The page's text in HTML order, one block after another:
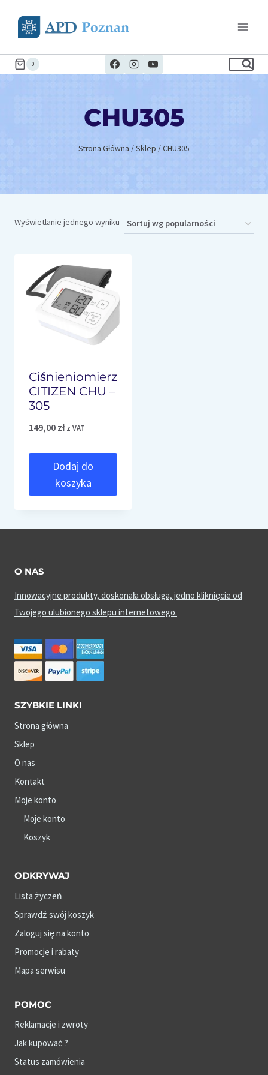
0
CHU305
Strona Główna /Sklep /CHU305
Wyświetlanie jednego wyniku
Ciśnieniomierz
CITIZEN CHU –
305
149,00 zł z VAT
Dodaj do
koszyka
O NAS
Innowacyjne produkty, doskonała obsługa, jedno kliknięcie od
Twojego ulubionego sklepu internetowego.
SZYBKIE LINKI
Strona główna
Sklep
O nas
Kontakt
Moje konto
Moje konto
Koszyk
ODKRYWAJ
Lista życzeń
Sprawdź swój koszyk
Zaloguj się na konto
Promocje i rabaty
Mapa serwisu
POMOC
Reklamacje i zwroty
Jak kupować ?
Status zamówienia